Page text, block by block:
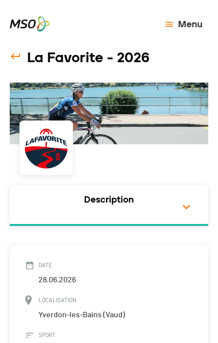
Menu
La Favorite - 2026
Description
DATE
28.06.2026
LOCALISATION
Yverdon-les-Bains (Vaud)
SPORT